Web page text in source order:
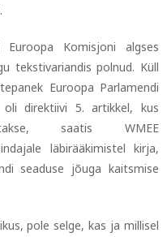
Komisjoni algses
tekstivariandis polnud. Küll
Euroopa Parlamendi
direktiivi 5. artikkel, kus
saatis WMEE
läbirääkimistel kirja,
seaduse jõuga kaitsmise
pole selge, kas ja millisel